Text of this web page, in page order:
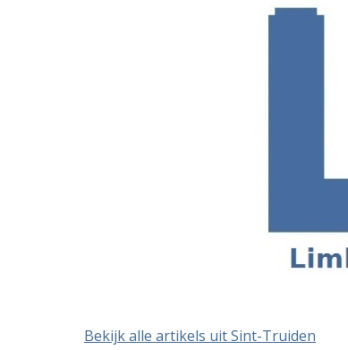
Bekijk alle artikels uit Sint-Truiden